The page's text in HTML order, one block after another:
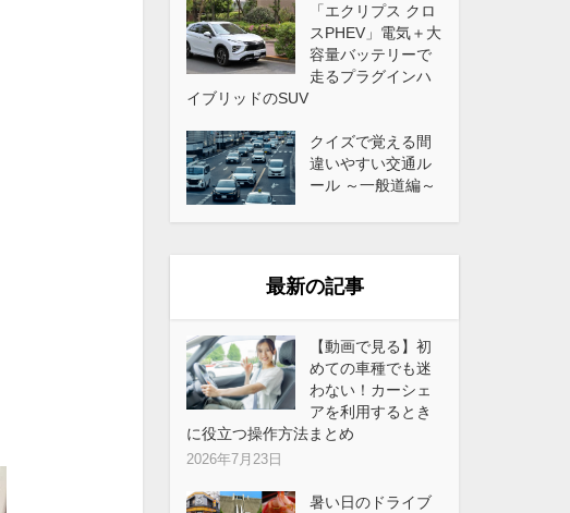
「エクリプス クロ
スPHEV」電気＋大
容量バッテリーで
走るプラグインハ
イブリッドのSUV
クイズで覚える間
違いやすい交通ル
ール ～一般道編～
最新の記事
【動画で見る】初
めての車種でも迷
わない！カーシェ
アを利用するとき
に役立つ操作方法まとめ
2026年7月23日
暑い日のドライブ